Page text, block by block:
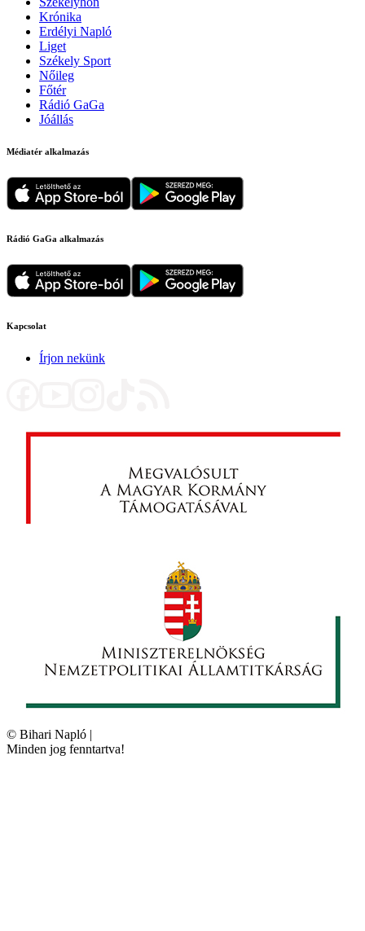
Krónika
Erdélyi Napló
Liget
Székely Sport
Nőileg
Főtér
Rádió GaGa
Jóállás
Médiatér alkalmazás
Rádió GaGa alkalmazás
Kapcsolat
Írjon nekünk
© Bihari Napló |
Minden jog fenntartva!